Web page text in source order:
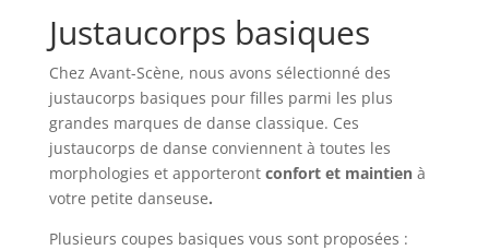
Justaucorps basiques
Chez Avant-Scène, nous avons sélectionné des
justaucorps basiques pour filles parmi les plus
grandes marques de danse classique. Ces
justaucorps de danse conviennent à toutes les
morphologies et apporteront confort et maintien à
votre petite danseuse.
Plusieurs coupes basiques vous sont proposées :